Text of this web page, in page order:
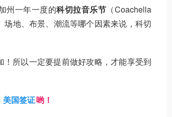
州一年一度的科切拉音乐节 （Coachella
地、布景、潮流等哪个因素来说，科切
所以一定要提前做好攻略，才能享受到
美国签证哟！